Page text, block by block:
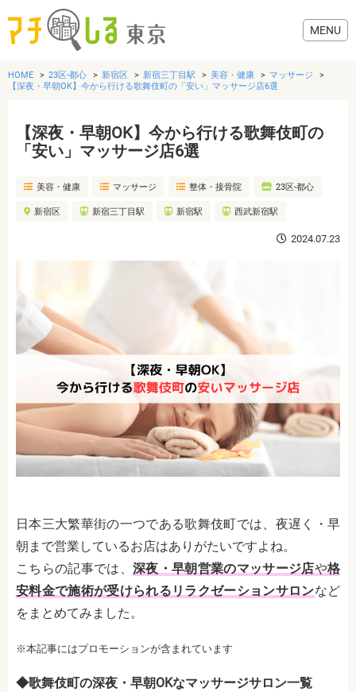
グルメ
美容・健康
生活
HOME 23区-都心 新宿区 新宿三丁目駅 美容・健康
マッサージ
【深夜・早朝OK】今から行ける歌舞伎町の「安い」マッサージ店6選
【深夜・早朝OK】今から行ける歌舞伎町の
「安い」マッサージ店6選
美容・健康 マッサージ 整体・接骨院 23区-都心
新宿区 新宿三丁目駅 新宿駅 西武新宿駅
2024.07.23
日本三大繁華街の一つである歌舞伎町では、夜遅く・早
朝まで営業しているお店はありがたいですよね。
こちらの記事では、 深夜・早朝営業のマッサージ店や格
安料金で施術が受けられるリラクゼーションサロンなど
をまとめてみました。
※本記事にはプロモーションが含まれています
◆歌舞伎町の深夜・早朝OKなマッサージサロン一覧